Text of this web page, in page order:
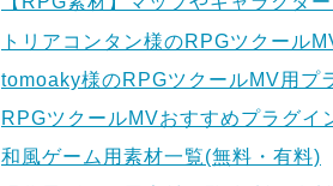
トリアコンタン様のRPGツクール
tomoaky様のRPGツクールMV用プ
RPGツクールMVおすすめプラグ
和風ゲーム用素材一覧(無料・有料)